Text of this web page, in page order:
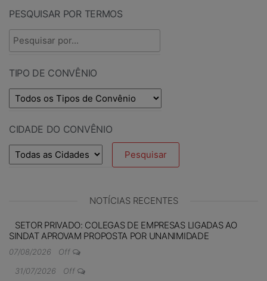
PESQUISAR POR TERMOS
TIPO DE CONVÊNIO
CIDADE DO CONVÊNIO
NOTÍCIAS RECENTES
SETOR PRIVADO: COLEGAS DE EMPRESAS LIGADAS AO
SINDAT APROVAM PROPOSTA POR UNANIMIDADE
07/08/2026
Off
31/07/2026
Off